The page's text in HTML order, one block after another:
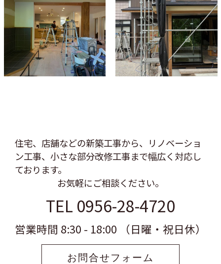
住宅、店舗などの新築工事から、リノベーショ
ン工事、 小さな部分改修工事まで幅広く対応し
ております。
お気軽にご相談ください。
TEL 0956-28-4720
営業時間 8:30 - 18:00 （日曜・祝日休）
お問合せフォーム